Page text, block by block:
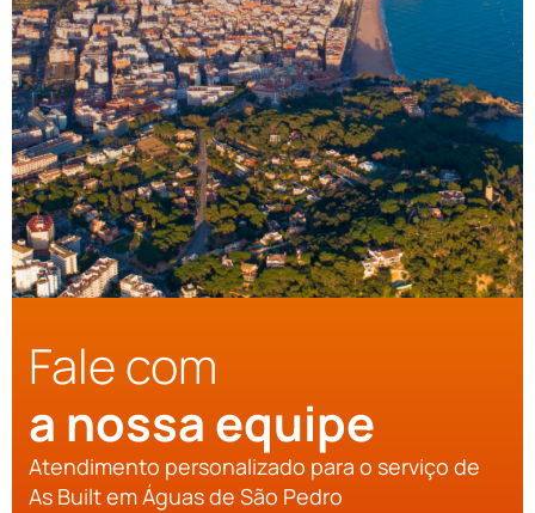
Fale com
a nossa equipe
Atendimento personalizado para o serviço de
As Built em Águas de São Pedro